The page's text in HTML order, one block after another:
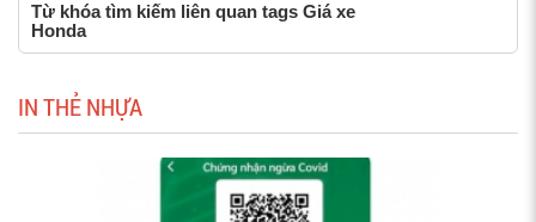
Từ khóa tìm kiếm liên quan tags Giá xe
Honda
IN THẺ NHỰA